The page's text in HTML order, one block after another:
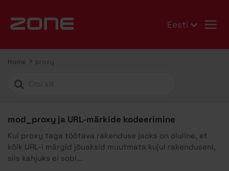
Eesti
Home proxy
Search
mod_proxy ja URL-märkide kodeerimine
Kui proxy taga töötava rakenduse jaoks on oluline, et
kõik URL-i märgid jõuaksid muutmata kujul rakenduseni,
siis kahjuks ei sobi...